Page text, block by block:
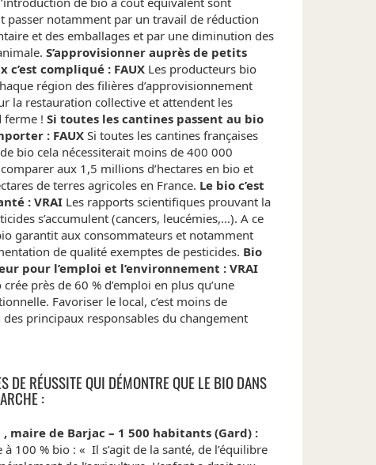
passer notamment par un travail de réduction
et des emballages et par une diminution des
S’approvisionner auprès de petits
compliqué : FAUXLes producteurs bio
région des filières d’approvisionnement
la restauration collective et attendent les
ferme ! Si toutes les cantines passent au bio
: FAUXSi toutes les cantines françaises
bio cela nécessiterait moins de 400 000
aux 1,5 millions d’hectares en bio et
de terres agricoles en France. Le bio c’est
: VRAILes rapports scientifiques prouvant la
s’accumulent (cancers, leucémies,…). A ce
garantit aux consommateurs et notamment
de qualité exemptes de pesticides. Bio
pour l’emploi et l’environnement : VRAI
près de 60 % d’emploi en plus qu’une
Favoriser le local, c’est moins de
principaux responsables du changement
DE RÉUSSITE QUI DÉMONTRE QUE LE BIO DANS
:
maire de Barjac – 1 500 habitants (Gard) :
100 % bio : « Il s’agit de la santé, de l’équilibre